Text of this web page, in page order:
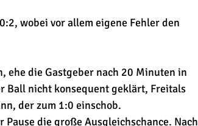
wobei vor allem eigene Fehler den
ehe die Gastgeber nach 20 Minuten in
Ball nicht konsequent geklärt, Freitals
der zum 1:0 einschob.
die große Ausgleichschance. Nach